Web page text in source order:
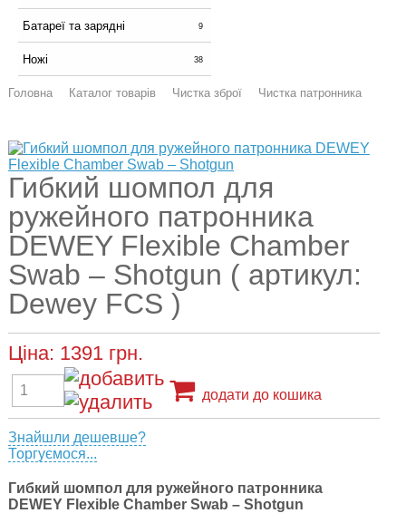
Батареї та зарядні 9
Ножі 38
Головна Каталог товарів Чистка зброї Чистка патронника
Гибкий шомпол для
ружейного патронника
DEWEY Flexible Chamber
Swab – Shotgun ( артикул:
Dewey FCS )
Ціна: 1391 грн.
додати до кошика
Знайшли дешевше?
Торгуємося...
Гибкий шомпол для ружейного патронника
DEWEY Flexible Chamber Swab – Shotgun